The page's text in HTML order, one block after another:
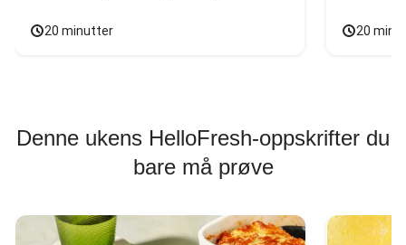
20 minutter 20
Denne ukens HelloFresh-oppskrifter du
bare må prøve